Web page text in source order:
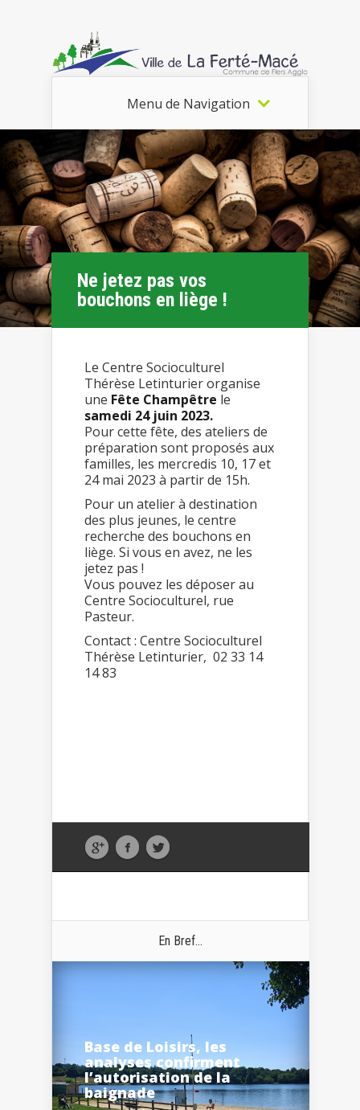
Menu de Navigation
Ne jetez pas vos
bouchons en liège !
Le Centre Socioculturel
Thérèse Letinturier organise
une Fête Champêtre le
samedi 24 juin 2023.
Pour cette fête, des ateliers de
préparation sont proposés aux
familles, les mercredis 10, 17 et
24 mai 2023 à partir de 15h.
Pour un atelier à destination
des plus jeunes, le centre
recherche des bouchons en
liège. Si vous en avez, ne les
jetez pas !
Vous pouvez les déposer au
Centre Socioculturel, rue
Pasteur.
Contact : Centre Socioculturel
Thérèse Letinturier, 02 33 14
14 83
En Bref...
Base de Loisirs, les
analyses confirment
l’autorisation de la
baignade